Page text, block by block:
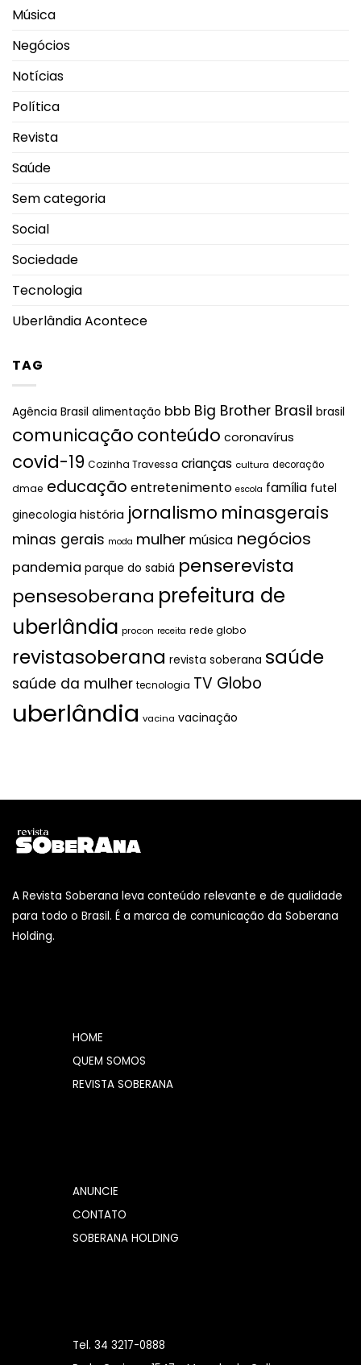
Música
Negócios
Notícias
Política
Revista
Saúde
Sem categoria
Social
Sociedade
Tecnologia
Uberlândia Acontece
TAG
Agência Brasil alimentação bbb Big Brother Brasil brasil
comunicação conteúdo coronavírus
covid-19 Cozinha Travessa crianças cultura decoração
dmae educação entretenimento escola família futel
ginecologia história jornalismo minasgerais
minas gerais moda mulher música negócios
pandemia parque do sabiá penserevista
pensesoberana prefeitura de
uberlândia procon receita rede globo
revistasoberana revista soberana saúde
saúde da mulher tecnologia TV Globo
uberlândia vacina vacinação
A Revista Soberana leva conteúdo relevante e de qualidade
para todo o Brasil. É a marca de comunicação da Soberana
Holding.
HOME
QUEM SOMOS
REVISTA SOBERANA
ANUNCIE
CONTATO
SOBERANA HOLDING
Tel. 34 3217-0888